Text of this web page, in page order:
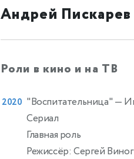
Андрей Пискарев
Роли в кино и на ТВ
2020 "Воспитательница" —
Сериал
Главная роль
Режиссёр: Сергей